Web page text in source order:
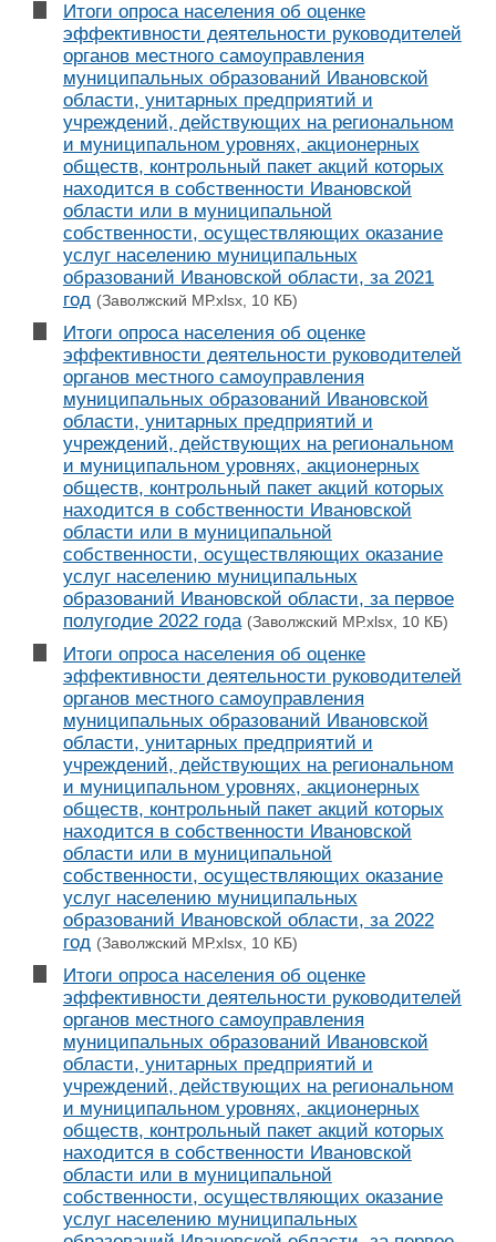
Итоги опроса населения об оценке
эффективности деятельности руководителей
органов местного самоуправления
муниципальных образований Ивановской
области, унитарных предприятий и
учреждений, действующих на региональном
и муниципальном уровнях, акционерных
обществ, контрольный пакет акций которых
находится в собственности Ивановской
области или в муниципальной
собственности, осуществляющих оказание
услуг населению муниципальных
образований Ивановской области, за 2021
год (Заволжский МР.xlsx, 10 КБ)
Итоги опроса населения об оценке
эффективности деятельности руководителей
органов местного самоуправления
муниципальных образований Ивановской
области, унитарных предприятий и
учреждений, действующих на региональном
и муниципальном уровнях, акционерных
обществ, контрольный пакет акций которых
находится в собственности Ивановской
области или в муниципальной
собственности, осуществляющих оказание
услуг населению муниципальных
образований Ивановской области, за первое
полугодие 2022 года (Заволжский МР.xlsx, 10 КБ)
Итоги опроса населения об оценке
эффективности деятельности руководителей
органов местного самоуправления
муниципальных образований Ивановской
области, унитарных предприятий и
учреждений, действующих на региональном
и муниципальном уровнях, акционерных
обществ, контрольный пакет акций которых
находится в собственности Ивановской
области или в муниципальной
собственности, осуществляющих оказание
услуг населению муниципальных
образований Ивановской области, за 2022
год (Заволжский МР.xlsx, 10 КБ)
Итоги опроса населения об оценке
эффективности деятельности руководителей
органов местного самоуправления
муниципальных образований Ивановской
области, унитарных предприятий и
учреждений, действующих на региональном
и муниципальном уровнях, акционерных
обществ, контрольный пакет акций которых
находится в собственности Ивановской
области или в муниципальной
собственности, осуществляющих оказание
услуг населению муниципальных